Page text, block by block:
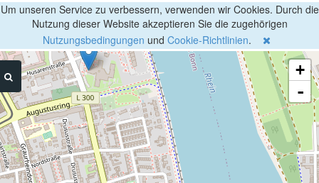
Um unseren Service zu verbessern, verwenden wir Cookies. Durch die
Nutzung dieser Website akzeptieren Sie die zugehörigen
Nutzungsbedingungen und Cookie-Richtlinien.
+
-